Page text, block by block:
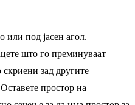
или под јасен агол.
што го преминуваат
зад другите
простор на